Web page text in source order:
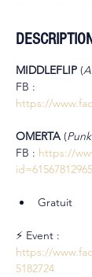
MIDDLEFLIP (
FB :
https://
OMERTA (
FB : https://
Gratuit
⚡ Event :
https://
5182724